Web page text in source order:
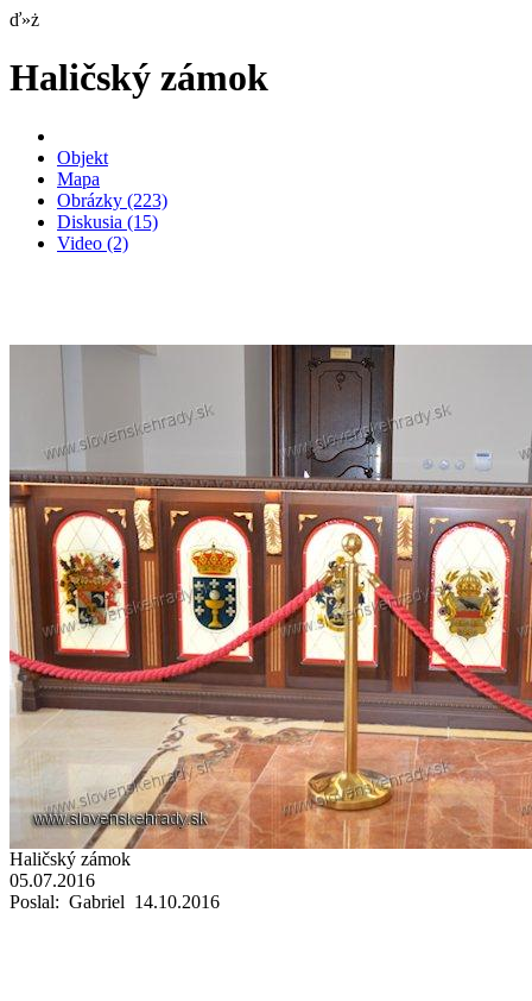
ď»ż
Haličský zámok
Objekt
Mapa
Obrázky (223)
Diskusia (15)
Video (2)
Haličský zámok
05.07.2016
Poslal: Gabriel 14.10.2016